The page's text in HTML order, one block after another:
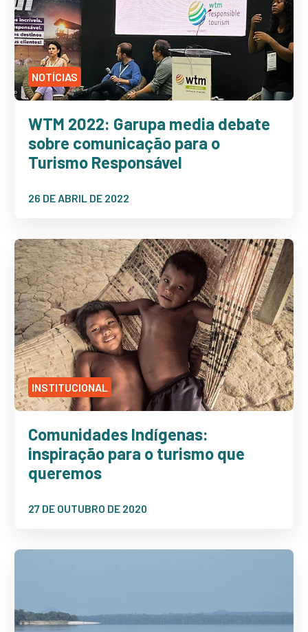
NOTÍCIAS
WTM 2022: Garupa media debate
sobre comunicação para o
Turismo Responsável
26 DE ABRIL DE 2022
INSTITUCIONAL
Comunidades Indígenas:
inspiração para o turismo que
queremos
27 DE OUTUBRO DE 2020